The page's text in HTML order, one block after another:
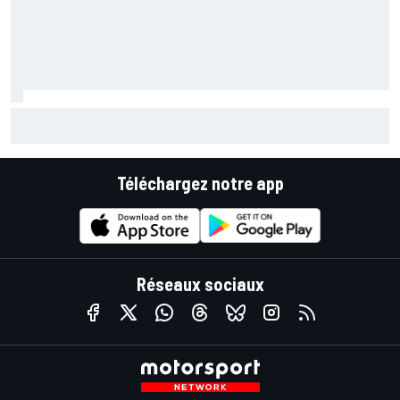
Téléchargez notre app
Réseaux sociaux